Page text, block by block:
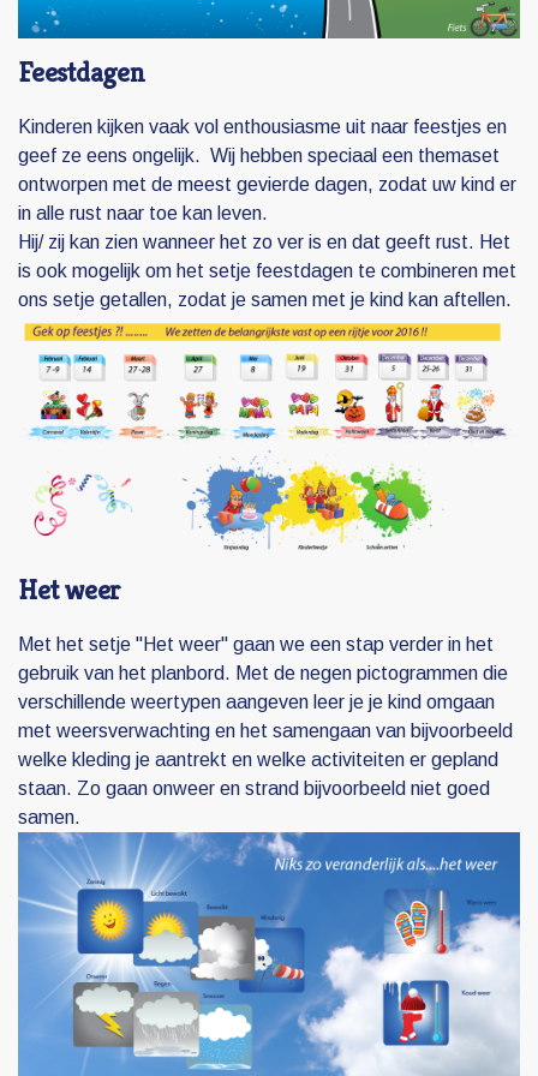
Feestdagen
Kinderen kijken vaak vol enthousiasme uit naar feestjes en
geef ze eens ongelijk. Wij hebben speciaal een themaset
ontworpen met de meest gevierde dagen, zodat uw kind er
in alle rust naar toe kan leven.
Hij/ zij kan zien wanneer het zo ver is en dat geeft rust. Het
is ook mogelijk om het setje feestdagen te combineren met
ons setje getallen, zodat je samen met je kind kan aftellen.
Het weer
Met het setje "Het weer" gaan we een stap verder in het
gebruik van het planbord. Met de negen pictogrammen die
verschillende weertypen aangeven leer je je kind omgaan
met weersverwachting en het samengaan van bijvoorbeeld
welke kleding je aantrekt en welke activiteiten er gepland
staan. Zo gaan onweer en strand bijvoorbeeld niet goed
samen.